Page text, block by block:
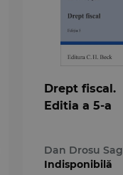
Drept fiscal.
Editia a 5-a
Dan Drosu
Indisponibilă